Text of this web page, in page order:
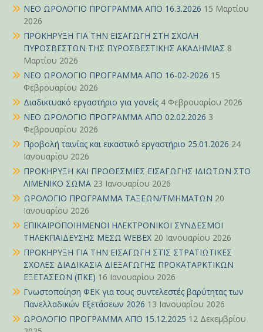
ΝΕΟ ΩΡΟΛΟΓΙΟ ΠΡΟΓΡΑΜΜΑ ΑΠΟ 16.3.2026 15 Μαρτίου
2026
ΠΡΟΚΗΡΥΞΗ ΓΙΑ ΤΗΝ ΕΙΣΑΓΩΓΗ ΣΤΗ ΣΧΟΛΗ
ΠΥΡΟΣΒΕΣΤΩΝ ΤΗΣ ΠΥΡΟΣΒΕΣΤΙΚΗΣ ΑΚΑΔΗΜΙΑΣ 8
Μαρτίου 2026
ΝΕΟ ΩΡΟΛΟΓΙΟ ΠΡΟΓΡΑΜΜΑ ΑΠΟ 16-02-2026 15
Φεβρουαρίου 2026
Διαδικτυακό εργαστήριο για γονείς 4 Φεβρουαρίου 2026
ΝΕΟ ΩΡΟΛΟΓΙΟ ΠΡΟΓΡΑΜΜΑ ΑΠΟ 02.02.2026 3
Φεβρουαρίου 2026
Προβολή ταινίας και εικαστικό εργαστήριο 25.01.2026 24
Ιανουαρίου 2026
ΠΡΟΚΗΡΥΞΗ ΚΑΙ ΠΡΟΘΕΣΜΙΕΣ ΕΙΣΑΓΩΓΗΣ ΙΔΙΩΤΩΝ ΣΤΟ
ΛΙΜΕΝΙΚΟ ΣΩΜΑ 23 Ιανουαρίου 2026
ΩΡΟΛΟΓΙΟ ΠΡΟΓΡΑΜΜΑ ΤΑΞΕΩΝ/ΤΜΗΜΑΤΩΝ 20
Ιανουαρίου 2026
ΕΠΙΚΑΙΡΟΠΟΙΗΜΕΝΟΙ ΗΛΕΚΤΡΟΝΙΚΟΙ ΣΥΝΔΕΣΜΟΙ
ΤΗΛΕΚΠΑΙΔΕΥΣΗΣ ΜΕΣΩ WEBEX 20 Ιανουαρίου 2026
ΠΡΟΚΗΡΥΞΗ ΓΙΑ ΤΗΝ ΕΙΣΑΓΩΓΗ ΣΤΙΣ ΣΤΡΑΤΙΩΤΙΚΕΣ
ΣΧΟΛΕΣ ΔΙΑΔΙΚΑΣΙΑ ΔΙΕΞΑΓΩΓΗΣ ΠΡΟΚΑΤΑΡΚΤΙΚΩΝ
ΕΞΕΤΑΣΕΩΝ (ΠΚΕ) 16 Ιανουαρίου 2026
Γνωστοποίηση ΦΕΚ για τους συντελεστές βαρύτητας των
Πανελλαδικών Εξετάσεων 2026 13 Ιανουαρίου 2026
ΩΡΟΛΟΓΙΟ ΠΡΟΓΡΑΜΜΑ ΑΠΟ 15.12.2025 12 Δεκεμβρίου